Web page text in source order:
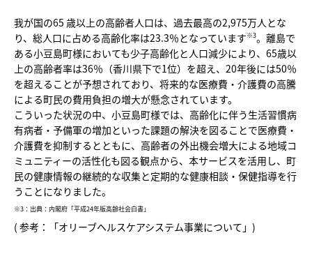
我が国の65 歳以上の高齢者人口は、過去最高の2,975万人とな
り、総人口に占める高齢化率は23.3％となっています※3。離島で
ある小豆島町様においても少子高齢化と人口減少により、65歳以
上の高齢者率は36％（香川県下で1位）を超え、20年後には50％
を超えることが予想されており、将来的な医療費・介護費の高騰
による町民の費用負担の増大が懸念されています。
こういった状況の中、小豆島町様では、高齢化に伴う生活習慣病
有病者・予備軍の増加といった課題の解決を図ることで医療費・
介護費を抑制するとともに、高齢者の外出機会増大による地域コ
ミュニティーの活性化も図る観点から、本サービスを活用し、町
民の健康情報の継続的な収集と定期的な健康相談・保健指導を行
うことになりました。
※3：出典：内閣府「平成24年版高齢社会白書」
( 参考：「オリーブヘルスケアシステム事業について」 )